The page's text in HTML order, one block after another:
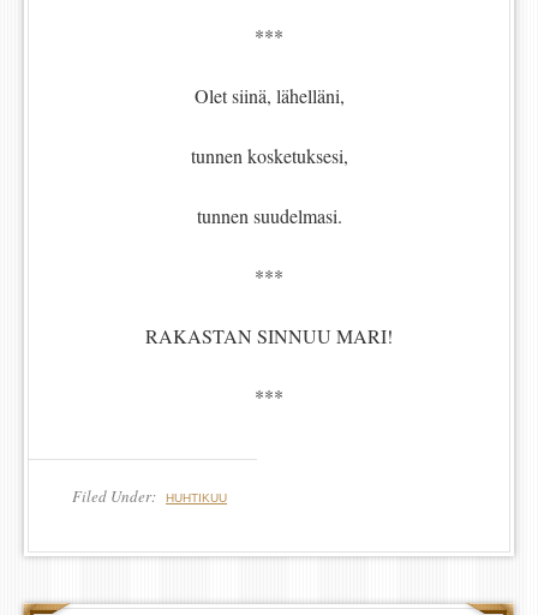
***
Olet siinä, lähelläni,
tunnen kosketuksesi,
tunnen suudelmasi.
***
RAKASTAN SINNUU MARI!
***
Filed Under: HUHTIKUU